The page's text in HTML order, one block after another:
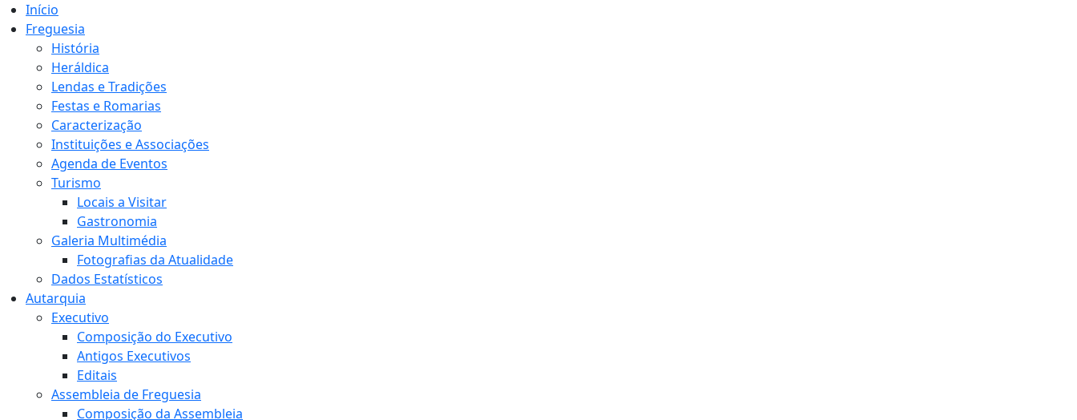
Início
Freguesia
História
Heráldica
Lendas e Tradições
Festas e Romarias
Caracterização
Instituições e Associações
Agenda de Eventos
Turismo
Locais a Visitar
Gastronomia
Galeria Multimédia
Fotografias da Atualidade
Dados Estatísticos
Autarquia
Executivo
Composição do Executivo
Antigos Executivos
Editais
Assembleia de Freguesia
Composição da Assembleia